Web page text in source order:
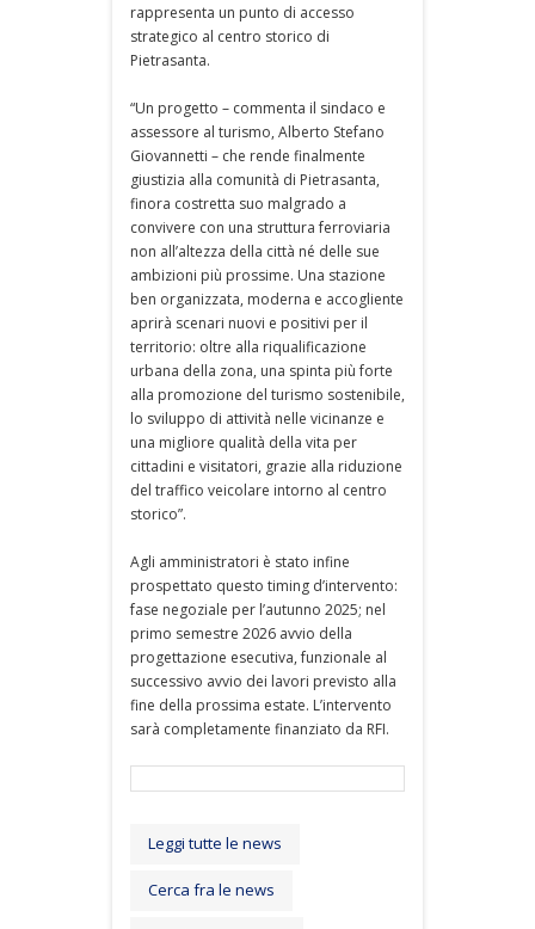
rappresenta un punto di accesso
strategico al centro storico di
Pietrasanta.
“Un progetto – commenta il sindaco e
assessore al turismo, Alberto Stefano
Giovannetti – che rende finalmente
giustizia alla comunità di Pietrasanta,
finora costretta suo malgrado a
convivere con una struttura ferroviaria
non all’altezza della città né delle sue
ambizioni più prossime. Una stazione
ben organizzata, moderna e accogliente
aprirà scenari nuovi e positivi per il
territorio: oltre alla riqualificazione
urbana della zona, una spinta più forte
alla promozione del turismo sostenibile,
lo sviluppo di attività nelle vicinanze e
una migliore qualità della vita per
cittadini e visitatori, grazie alla riduzione
del traffico veicolare intorno al centro
storico”.
Agli amministratori è stato infine
prospettato questo timing d’intervento:
fase negoziale per l’autunno 2025; nel
primo semestre 2026 avvio della
progettazione esecutiva, funzionale al
successivo avvio dei lavori previsto alla
fine della prossima estate. L’intervento
sarà completamente finanziato da RFI.
Leggi tutte le news
Cerca fra le news